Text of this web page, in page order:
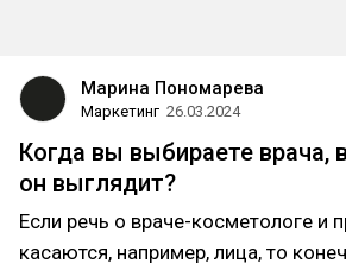
Марина Пономарева
Маркетинг 26.03.2024
Когда вы выбираете врача,
он выглядит?
Если речь о враче-косметологе и
касаются, например, лица, то